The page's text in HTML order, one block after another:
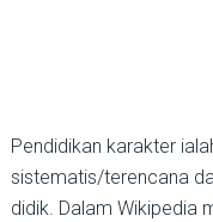
Pendidikan karakter
sistematis/terencana
didik. Dalam Wikipedia